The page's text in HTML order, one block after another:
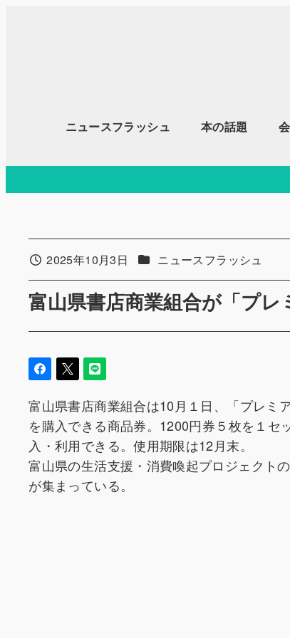
移
ニュースフラッシュ 本の話題
富山県書店商業組合が「プ
投稿日2025年10月3日 カテゴリー
ニュースフラッシュ
富山県書店商業組合は10月１日、「プレミ
を購入できる商品券。1200円券５枚を１
入・利用できる。使用期限は12月末。
富山県の生活支援・消費喚起プロジェクト
が集まっている。